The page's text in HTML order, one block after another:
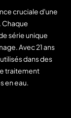
cruciale d'une
Chaque
série unique
Avec 21 ans
dans des
traitement
en eau.